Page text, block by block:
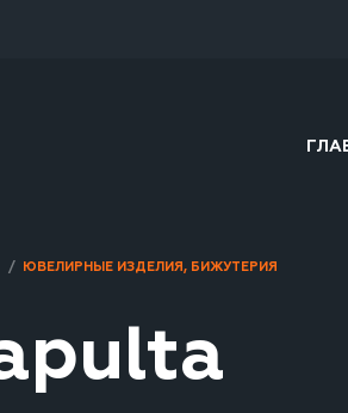
/ ЮВЕЛИРНЫЕ ИЗДЕЛИЯ, БИЖУТЕРИЯ